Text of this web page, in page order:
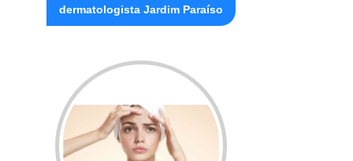
dermatologista Jardim Paraíso